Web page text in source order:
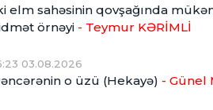
elm sahəsinin qovşağında
örnəyi - Teymur KƏRİMLİ
03.08.2026
o üzü (Hekayə) - Günel